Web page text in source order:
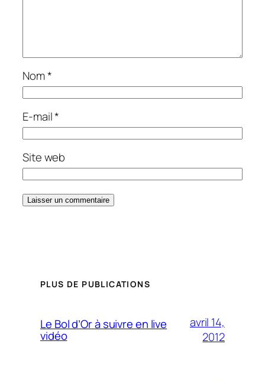
Nom*
E-mail*
Site web
PLUS DE PUBLICATIONS
Le Bol d’Or à suivre en live
vidéo
avril 14,
2012